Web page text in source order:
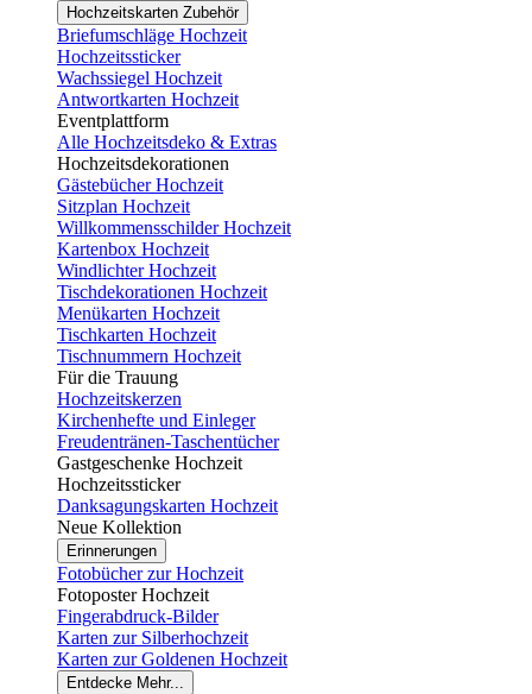
Hochzeitskarten Zubehör
Briefumschläge Hochzeit
Hochzeitssticker
Wachssiegel Hochzeit
Antwortkarten Hochzeit
Eventplattform
Alle Hochzeitsdeko & Extras
Hochzeitsdekorationen
Gästebücher Hochzeit
Sitzplan Hochzeit
Willkommensschilder Hochzeit
Kartenbox Hochzeit
Windlichter Hochzeit
Tischdekorationen Hochzeit
Menükarten Hochzeit
Tischkarten Hochzeit
Tischnummern Hochzeit
Für die Trauung
Hochzeitskerzen
Kirchenhefte und Einleger
Freudentränen-Taschentücher
Gastgeschenke Hochzeit
Hochzeitssticker
Danksagungskarten Hochzeit
Neue Kollektion
Erinnerungen
Fotobücher zur Hochzeit
Fotoposter Hochzeit
Fingerabdruck-Bilder
Karten zur Silberhochzeit
Karten zur Goldenen Hochzeit
Entdecke Mehr...